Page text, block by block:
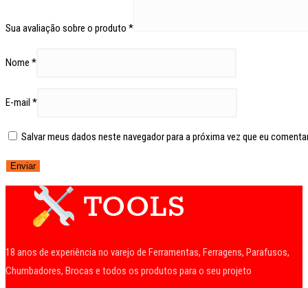
Sua avaliação sobre o produto *
Nome *
E-mail *
Salvar meus dados neste navegador para a próxima vez que eu
18 anos de experiência no varejo de Ferramentas, Ferragens, Parafusos,
Chumbadores, Brocas e todos os produtos para o seu projeto